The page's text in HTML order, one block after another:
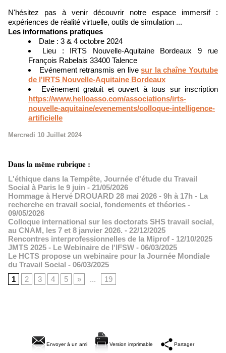
N'hésitez pas à venir découvrir notre espace immersif :
expériences de réalité virtuelle, outils de simulation ...
Les informations pratiques
Date : 3 & 4 octobre 2024
Lieu : IRTS Nouvelle-Aquitaine Bordeaux 9 rue
François Rabelais 33400 Talence
Evénement retransmis en livesur la chaîne Youtube
de l'IRTS Nouvelle-Aquitaine Bordeaux
Evénement gratuit et ouvert à tous sur inscription
https://www.helloasso.com/associations/irts-
nouvelle-aquitaine/evenements/colloque-intelligence-
artificielle
Mercredi 10 Juillet 2024
Dans la même rubrique :
L'éthique dans la Tempête, Journée d'étude du Travail
Social à Paris le 9 juin - 21/05/2026
Hommage à Hervé DROUARD 28 mai 2026 - 9h à 17h - La
recherche en travail social, fondements et théories -
09/05/2026
Colloque international sur les doctorats SHS travail social,
au CNAM, les 7 et 8 janvier 2026. - 22/12/2025
Rencontres interprofessionnelles de la Miprof - 12/10/2025
JMTS 2025 - Le Webinaire de l'IFSW - 06/03/2025
Le HCTS propose un webinaire pour la Journée Mondiale
du Travail Social - 06/03/2025
1
2 3 4 5 » ... 19
Envoyer à un ami Version imprimable Partager